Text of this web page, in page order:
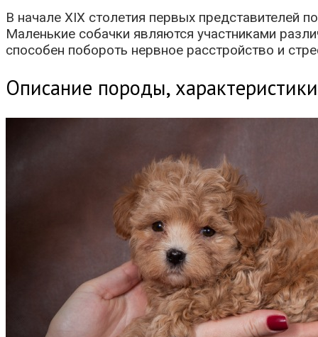
В начале ХIХ столетия первых представителей
Маленькие собачки являются участниками
способен побороть нервное расстройство и
Описание породы,